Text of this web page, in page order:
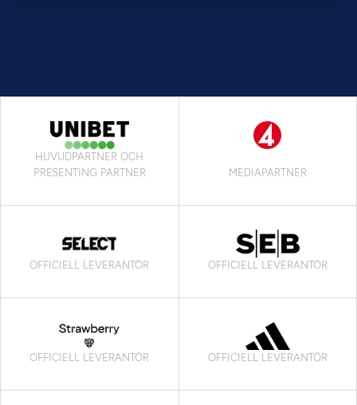
HUVUDPARTNER OCH
PRESENTING PARTNER
MEDIAPARTNER
OFFICIELL LEVERANTÖR OFFICIELL LEVERANTÖR
OFFICIELL LEVERANTÖR OFFICIELL LEVERANTÖR